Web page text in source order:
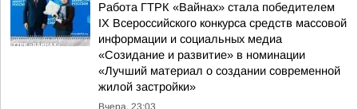
Работа ГТРК «Вайнах» стала победителем
IX Всероссийского конкурса средств массовой
информации и социальных медиа
«Созидание и развитие» в номинации
«Лучший материал о создании современной
жилой застройки»
Вчера, 23:03